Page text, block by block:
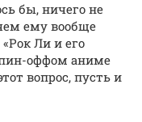
бы, ничего не
ему вообще
Ли и его
оффом аниме
вопрос, пусть и